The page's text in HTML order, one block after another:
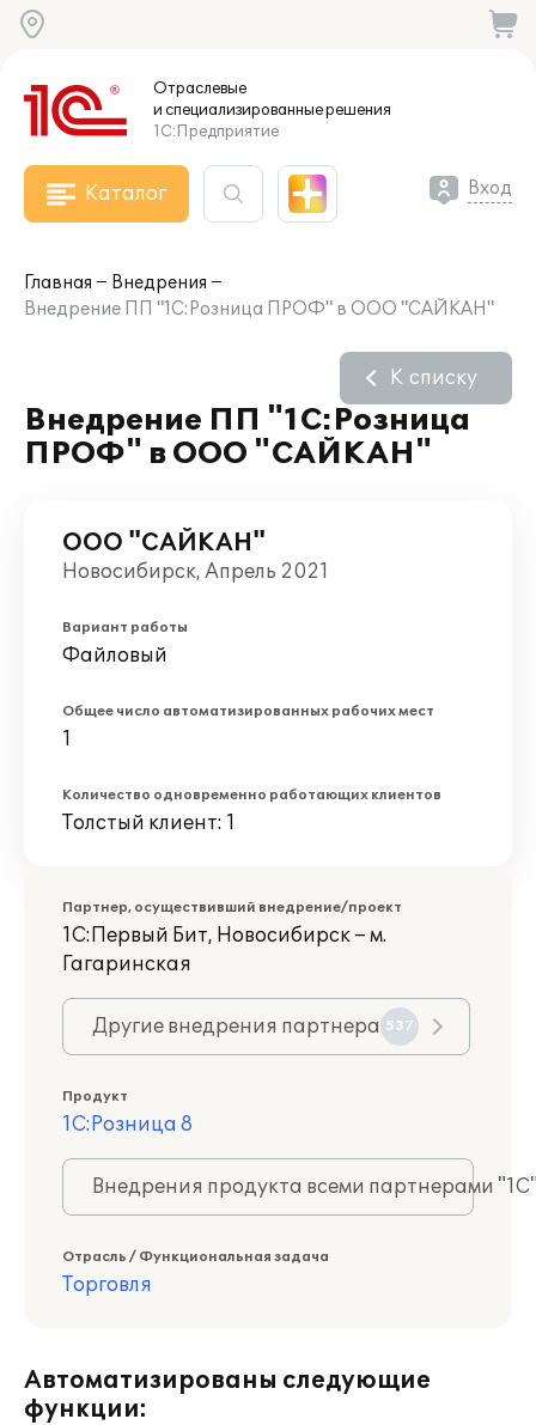
Отраслевые
и специализированныерешения
1С:Предприятие
Каталог Вход
Главная
Внедрения
Внедрение ПП "1С:Розница ПРОФ" в ООО "САЙКАН"
Внедрение ПП "1С:Розница
ПРОФ" в ООО "САЙКАН"
К списку
ООО "САЙКАН"
Новосибирск, Апрель 2021
Вариант работы
Файловый
Общее число автоматизированных рабочих мест
1
Количество одновременно работающих клиентов
Толстый клиент: 1
Партнер, осуществивший внедрение/проект
1С:Первый Бит, Новосибирск – м.
Гагаринская
Другие внедрения партнера 537
Продукт
1С:Розница 8
Внедрения продукта всеми партнерами
Отрасль / Функциональная задача
Торговля
Автоматизированы следующие
функции: